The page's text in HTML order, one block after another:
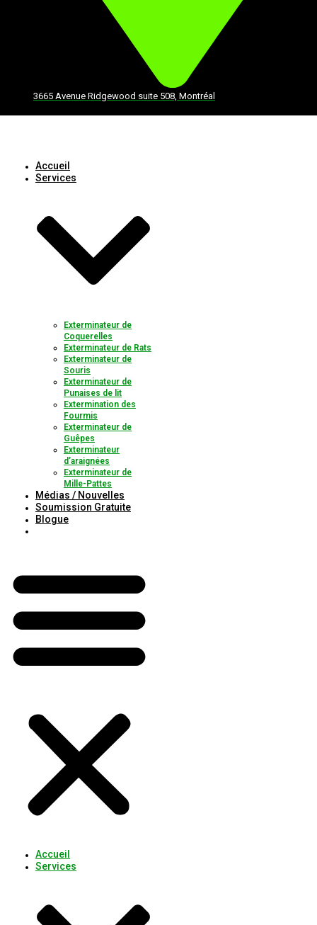
3665 Avenue Ridgewood suite 508, Montréal
Accueil
Services
Exterminateur de
Coquerelles
Exterminateur de Rats
Exterminateur de
Souris
Exterminateur de
Punaises de lit
Extermination des
Fourmis
Exterminateur de
Guêpes
Exterminateur
d’araignées
Exterminateur de
Mille-Pattes
Médias / Nouvelles
Soumission Gratuite
Blogue
Accueil
Services